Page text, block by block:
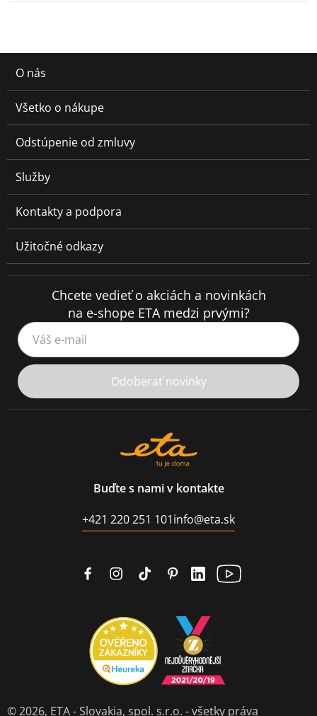
O nás
Všetko o nákupe
Odstúpenie od zmluvy
Služby
Kontakty a podpora
Užitočné odkazy
Chcete vedieť o akciách a novinkách
na e-shope ETA medzi prvými?
Váš e-mail
Odoberať novinky
Buďte s nami v kontakte
+421 220 251 101info@eta.sk
© 2026, ETA - Slovakia, spol. s.r.o. - všetky práva